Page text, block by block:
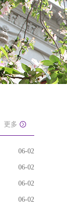
更多
06-02
06-02
06-02
06-02